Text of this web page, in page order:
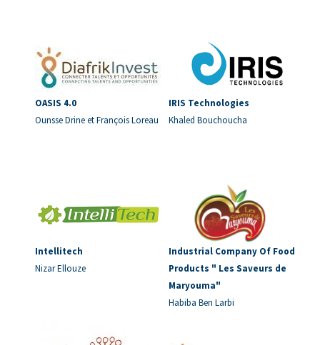
OASIS 4.0
Ounsse Drine et François Loreau
IRIS Technologies
Khaled Bouchoucha
Intellitech
Nizar Ellouze
Industrial Company Of Food
Products " Les Saveurs de
Maryouma"
Habiba Ben Larbi